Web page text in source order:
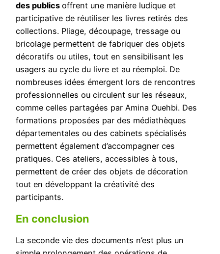
des publics offrent une manière ludique et
participative de réutiliser les livres retirés des
collections. Pliage, découpage, tressage ou
bricolage permettent de fabriquer des objets
décoratifs ou utiles, tout en sensibilisant les
usagers au cycle du livre et au réemploi. De
nombreuses idées émergent lors de rencontres
professionnelles ou circulent sur les réseaux,
comme celles partagées par Amina Ouehbi. Des
formations proposées par des médiathèques
départementales ou des cabinets spécialisés
permettent également d’accompagner ces
pratiques. Ces ateliers, accessibles à tous,
permettent de créer des objets de décoration
tout en développant la créativité des
participants.
En conclusion
La seconde vie des documents n’est plus un